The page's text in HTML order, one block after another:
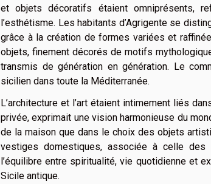
et objets décoratifs étaient omniprésents,
l’esthétisme. Les habitants d’Agrigente se
grâce à la création de formes variées et
objets, finement décorés de motifs
transmis de génération en génération. Le
sicilien dans toute la Méditerranée.
L’architecture et l’art étaient intimement liés
privée, exprimait une vision harmonieuse du
de la maison que dans le choix des objets
vestiges domestiques, associée à celle des
l’équilibre entre spiritualité, vie quotidienne et
Sicile antique.